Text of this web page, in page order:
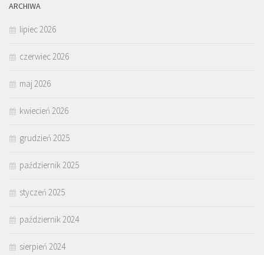
ARCHIWA
lipiec 2026
czerwiec 2026
maj 2026
kwiecień 2026
grudzień 2025
październik 2025
styczeń 2025
październik 2024
sierpień 2024